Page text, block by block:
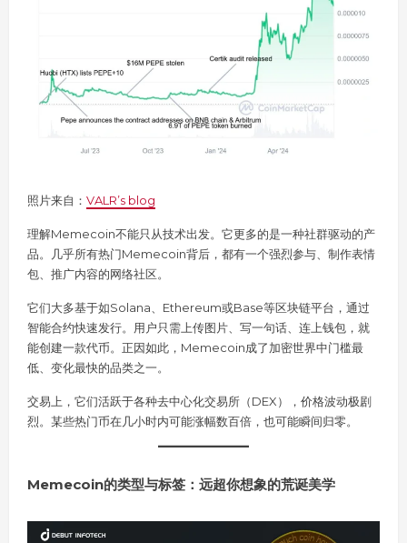
照片来自： VALR’s blog
理解Memecoin不能只从技术出发。它更多的是一种社群驱动的产
品。几乎所有热门Memecoin背后，都有一个强烈参与、制作表情
包、推广内容的网络社区。
它们大多基于如Solana、Ethereum或Base等区块链平台，通过
智能合约快速发行。用户只需上传图片、写一句话、连上钱包，就
能创建一款代币。正因如此，Memecoin成了加密世界中门槛最
低、变化最快的品类之一。
交易上，它们活跃于各种去中心化交易所（DEX），价格波动极剧
烈。某些热门币在几小时内可能涨幅数百倍，也可能瞬间归零。
Memecoin的类型与标签：远超你想象的荒诞美学